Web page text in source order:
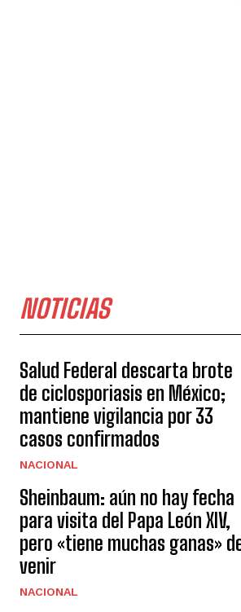
NOTICIAS
Salud Federal descarta brote
de ciclosporiasis en México;
mantiene vigilancia por 33
casos confirmados
NACIONAL
Sheinbaum: aún no hay fecha
para visita del Papa León XIV,
pero «tiene muchas ganas»
venir
NACIONAL